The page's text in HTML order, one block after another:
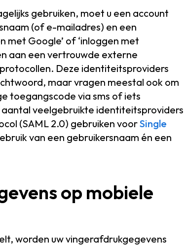
gebruiken, moet u een account
(of e-mailadres) en een
met Google’ of ‘inloggen met
aan een vertrouwde externe
Deze identiteitsproviders
maar vragen meestal ook om
toegangscode via sms of iets
veelgebruikte identiteitsproviders
(SAML 2.0) gebruiken voorSingle
van een gebruikersnaam én een
op mobiele
worden uw vingerafdrukgegevens